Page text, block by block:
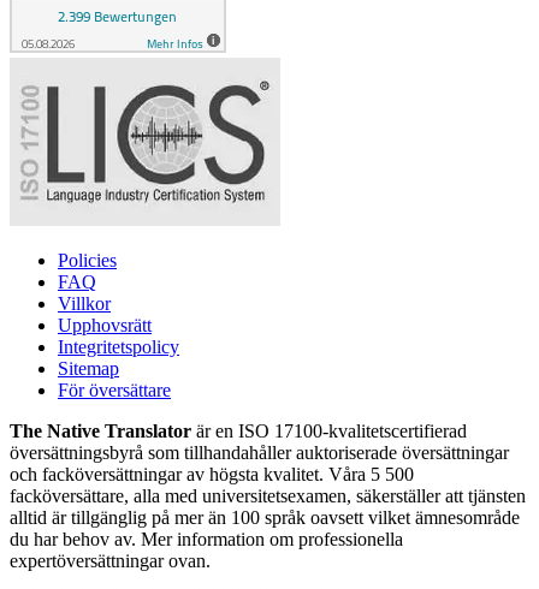
Policies
FAQ
Villkor
Upphovsrätt
Integritetspolicy
Sitemap
För översättare
The Native Translator är en ISO 17100-kvalitetscertifierad
översättningsbyrå som tillhandahåller auktoriserade översättningar
och facköversättningar av högsta kvalitet. Våra 5 500
facköversättare, alla med universitetsexamen, säkerställer att tjänsten
alltid är tillgänglig på mer än 100 språk oavsett vilket ämnesområde
du har behov av. Mer information om professionella
expertöversättningar ovan.